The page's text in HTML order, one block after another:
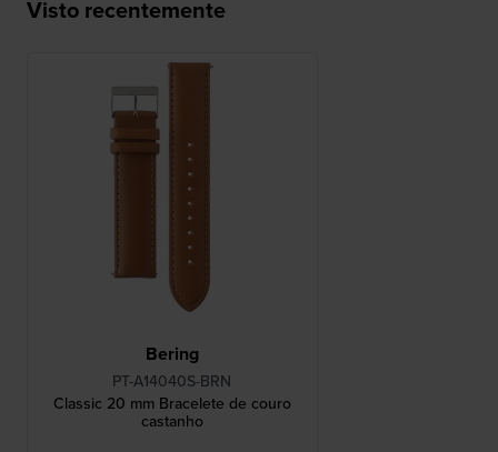
Visto recentemente
Bering
PT-A14040S-BRN
Classic 20 mm Bracelete de couro
castanho